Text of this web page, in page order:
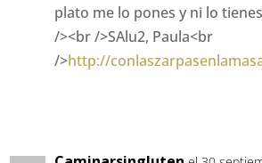
plato me lo pones y ni lo
/><br />SAlu2, Paula<br
/>http://